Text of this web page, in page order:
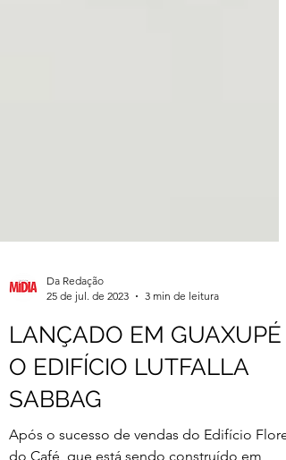
Da Redação
25 de jul. de 2023
3 min de leitura
LANÇADO EM GUAXUPÉ
O EDIFÍCIO LUTFALLA